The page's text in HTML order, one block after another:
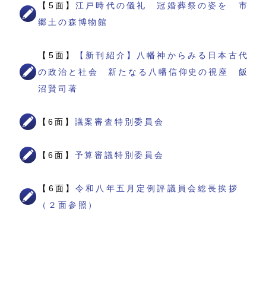
【5面】江戸時代の儀礼 冠婚葬祭の姿を 市
郷土の森博物館
【5面】
【新刊紹介】八幡神からみる日本古代
の政治と社会 新たなる八幡信仰史の視座 飯
沼賢司著
【6面】 議案審査特別委員会
【6面】 予算審議特別委員会
【6面】令和八年五月定例評議員会総長挨拶
（２面参照）